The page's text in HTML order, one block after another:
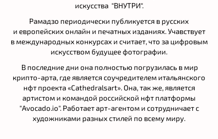
искусства "ВНУТРИ".
Рамадзо периодически публикуется в русских
и европейских онлайн и печатных изданиях. Учавствует
в международных конкурсах и считает, что за цифровым
искусством будущее фотографии.
В последние дни она полностью погрузилась в мир
крипто-арта, где является соучредителем итальянского
нфт проекта «Cathedralsart». Она, так же, является
артистом и командой российской нфт платформы
"Avocado.io". Работает арт-агентом и сотрудничает с
художниками разных стилей по всему миру.